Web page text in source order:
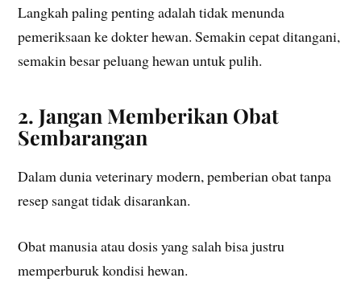
Langkah paling penting adalah tidak menunda
pemeriksaan ke dokter hewan. Semakin cepat ditangani,
semakin besar peluang hewan untuk pulih.
2. Jangan Memberikan Obat
Sembarangan
Dalam dunia veterinary modern, pemberian obat tanpa
resep sangat tidak disarankan.
Obat manusia atau dosis yang salah bisa justru
memperburuk kondisi hewan.